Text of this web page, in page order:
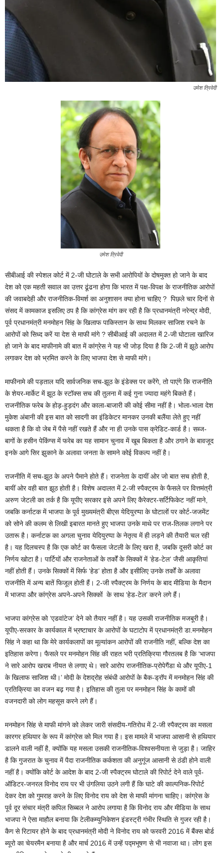
उमेश त्रिवेदी
उमेश त्रिवेदी
सीबीआई की स्पेशल कोर्ट में 2-जी घोटाले के सभी आरोपियों के दोषमुक्त हो जाने के बाद
देश को एक महती सवाल का उत्तर ढूंढना होगा कि भारत में पक्ष-विपक्ष के राजनीतिक आरोपों
की जवाबदेही और राजनीतिक-विमर्श का अनुशासन क्या होना चाहिए ? पिछले चार दिनों से
संसद में कामकाज इसलिए ठप है कि कांग्रेस मांग कर रही है कि प्रधानमंत्री नरेन्द्र मोदी,
पूर्व प्रधानमंत्री मनमोहन सिंह के खिलाफ पाकिस्तान के साथ मिलकर साजिश रचने के
आरोपों को सिध्द करें या देश से माफी मांगे ? सीबीआई की अदालत में 2-जी घोटाला खारिज
हो जाने के बाद माफीनामे की बात में कांग्रेस ने यह भी जोड़ दिया है कि 2-जी में झूठे आरोप
लगाकर देश को भ्रमित करने के लिए भाजपा देश से माफी मांगे।
माफीनामे की पड़ताल यदि सार्वजनिक सच-झूठ के इंडेक्स पर करेंगे, तो पाएंगे कि राजनीति
के शेयर-मार्केट में झूठ के स्टॉक्स सच की तुलना में कई गुना ज्यादा महंगे बिकते हैं।
राजनीतिक फरेब के होड़-हुड़दंग और काला-बाजारी की कोई सीमा नहीं है। भोला-भाला देश
मुकेश अंबानी की इस बात को सादगी का इंडिकेटर मानकर उनकी बलैंया लेते हुए नहीं
थकता है कि वो जेब में पैसे नहीं रखते हैं और ना ही उनके पास क्रेडिट-कार्ड है। सब्ज-
बागों के हसीन पेकिंग्स में फरेब का यह सामान चुनाव में खूब बिकता है और ठगाने के बावजूद
इनके आगे सिर झुकाने के अलावा जनता के सामने कोई विकल्प नहीं है।
राजनीति में सच-झूठ के अपने पैमाने होते हैं। राजनेता के दायीं ओर जो बात सच होती है,
बायीं ओर वही बात झूठ होती है। विशेष अदालत में 2-जी स्पैक्ट्रम के फैसले पर वित्तमंत्री
अरुण जेटली का तर्क है कि यूपीए सरकार इसे अपने लिए कैरेक्टर-सर्टिफिकेट नहीं माने,
जबकि कर्नाटक में भाजपा के पूर्व मुख्यमंत्री बीएस येदियुरप्पा के घोटालों पर कोर्ट-जजमेंट
को सोने की कलम से लिखी इबारत मानते हुए भाजपा उनके माथे पर राज-तिलक लगाने पर
उतारू है। कर्नाटक का अगला चुनाव येदियुरप्पा के नेतृत्व में ही लड़ने की तैयारी चल रही
है। यह दिलचस्प है कि एक कोर्ट का फैसला जेटली के लिए खरा है, जबकि दूसरी कोर्ट का
निर्णय खोटा है। पार्टियों और राजनेताओं के तर्कों के सिक्कों में ‘हेड-टेल’ जैसी आकृतियां
नहीं होती हैं। उनके सिक्कों में सिर्फ ‘हेड’ होता है और इसीलिए उनके तर्कों के अलावा
राजनीति में अन्य बातें फिजूल होती हैं। 2-जी स्पैक्ट्रम के निर्णय के बाद मीडिया के मैदान
में भाजपा और कांग्रेस अपने-अपने सिक्कों के साथ ‘हेड-टेल’ करने लगे हैं।
भाजपा कांग्रेस को ‘एडवांटेज’ देने को तैयार नहीं है। यह उसकी राजनीतिक मजबूरी है।
यूपीए-सरकार के कार्यकाल में भ्रष्टाचार के आरोपों के घटाटोप में प्रधानमंत्री डा.मनमोहन
सिंह ने कहा था कि मेरे कार्यकलापों का मूल्यांकन आरोपों की राजनीति नहीं, बल्कि देश का
इतिहास करेगा। फैसले पर मनमोहन सिंह की राहत भरी प्रतिक्रिया गौरतलब है कि ‘भाजपा
ने सारे आरोप खराब नीयत से लगाए थे। सारे आरोप राजनीतिक-प्रोपेगैंडा थे और यूपीए-1
के खिलाफ साजिश थी।’ मोदी के देशद्रोह संबंधी आरोपों के बैक-ड्रॉप में मनमोहन सिंह की
प्रतिक्रिया का वजन बढ़ गया है। इतिहास की तुला पर मनमोहन सिंह के कामों की
वजनदारी को लोग महसूस करने लगे हैं।
मनमोहन सिंह से माफी मांगने को लेकर जारी संसदीय-गतिरोध में 2-जी स्पैक्ट्रम का मसला
कारगर हथियार के रूप में कांग्रेस को मिल गया है। इस मामले में भाजपा आसानी से हथियार
डालने वाली नहीं है, क्योंकि यह मसला उसकी राजनीतिक-विश्वसनीयता से जुड़ा है। जाहिर
है कि गुजरात के चुनाव में पैदा राजनीतिक कर्कशता की अनुगूंज आसानी से ठंडी होने वाली
नहीं है। क्योंकि कोर्ट के आदेश के बाद 2-जी स्पैक्ट्रम घोटाले की रिपोर्ट देने वाले पूर्व-
ऑडिटर-जनरल विनोद राय पर भी उंगलिया उठने लगी हैं कि घाटे की काल्पनिक-रिपोर्ट
देकर देश को गुमराह करने के लिए विनोद राय को देश से माफी मांगना चाहिए। कांग्रेस के
पूर्व दूर संचार मंत्री कपिल सिब्बल ने आरोप लगाया है कि विनोद राय और मीडिया के साथ
भाजपा ने ऐसा माहौल बनाया कि टेलीकम्युनिकेशन इंडस्ट्री गंभीर स्थिति से गुजर रही है।
कैग से रिटायर होने के बाद प्रधानमंत्री मोदी ने विनोद राय को फरवरी 2016 में बैंक्स बोर्ड
ब्यूरो का चेयरमैन बनाया है और मार्च 2016 में उन्हें पद्मभूषण से भी नवाजा था। लोग इस